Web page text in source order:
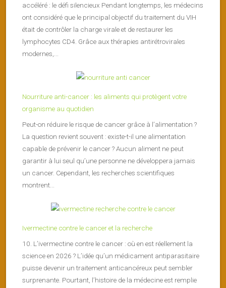
accéléré : le défi silencieux Pendant longtemps, les médecins
ont considéré que le principal objectif du traitement du VIH
était de contrôler la charge virale et de restaurer les
lymphocytes CD4. Grâce aux thérapies antirétrovirales
modernes,...
Nourriture anti-cancer : les aliments qui protègent votre
organisme au quotidien
Peut-on réduire le risque de cancer grâce à l’alimentation ?
La question revient souvent : existe-t-il une alimentation
capable de prévenir le cancer ? Aucun aliment ne peut
garantir à lui seul qu’une personne ne développera jamais
un cancer. Cependant, les recherches scientifiques
montrent...
Ivermectine contre le cancer et la recherche
10. L’ivermectine contre le cancer : où en est réellement la
science en 2026 ? L’idée qu’un médicament antiparasitaire
puisse devenir un traitement anticancéreux peut sembler
surprenante. Pourtant, l’histoire de la médecine est remplie